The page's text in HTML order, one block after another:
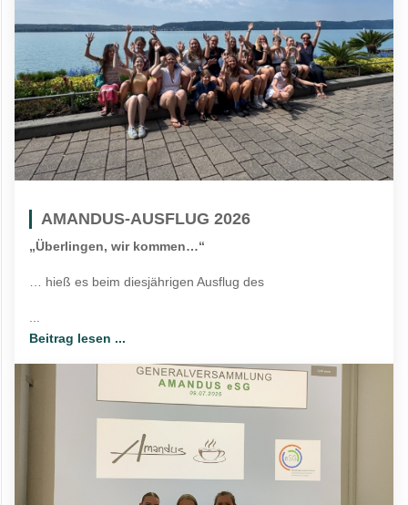
AMANDUS-AUSFLUG 2026
„Überlingen, wir kommen…“
… hieß es beim diesjährigen Ausflug des
Beitrag lesen ...